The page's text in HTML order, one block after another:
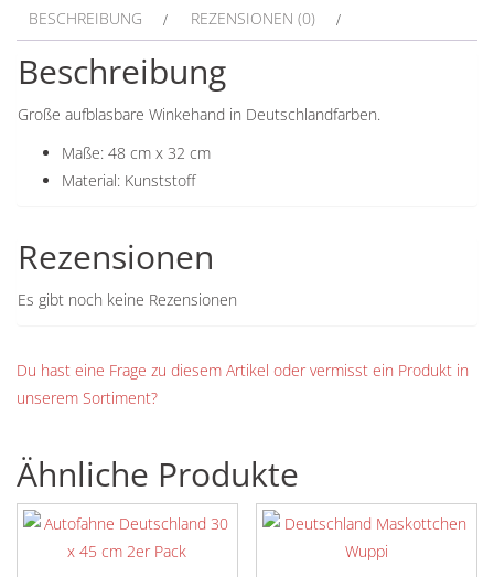
BESCHREIBUNG REZENSIONEN (0)
Beschreibung
Große aufblasbare Winkehand in Deutschlandfarben.
Maße: 48 cm x 32 cm
Material: Kunststoff
Rezensionen
Es gibt noch keine Rezensionen
Du hast eine Frage zu diesem Artikel oder vermisst ein Produkt in
unserem Sortiment?
Ähnliche Produkte